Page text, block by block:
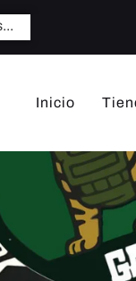
Inicio